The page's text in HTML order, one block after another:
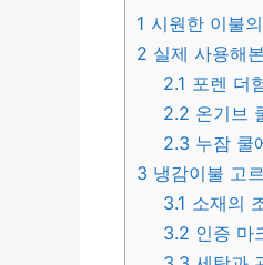
1 시원한 이불
2 실제 사용해
2.1 포렌 더
2.2 온기브
2.3 누잠 쿨
3 냉감이불 고
3.1 소재의
3.2 인증 마